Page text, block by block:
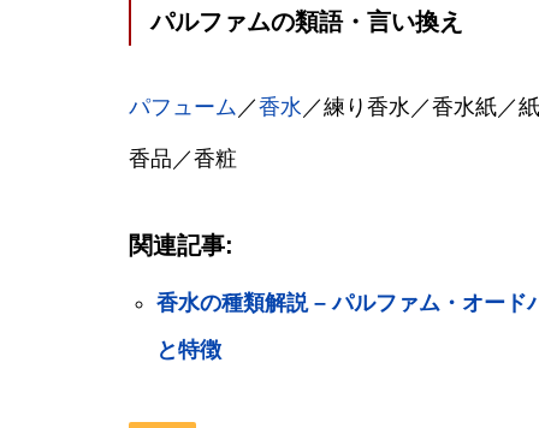
パルファムの類語・言い換え
パフューム ／香水 ／練り香水／香水紙／
香品／香粧
関連記事:
香水の種類解説 – パルファム・オー
と特徴